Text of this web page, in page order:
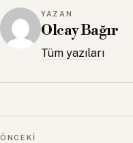
YAZAN
Olcay Bağır
Tüm yazıları
ÖNCEKI